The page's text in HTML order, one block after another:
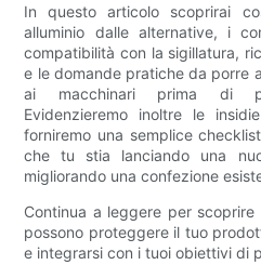
In questo articolo scoprirai
alluminio dalle alternative, i
compatibilità con la sigillatura,
e le domande pratiche da porre
ai macchinari prima di
Evidenzieremo inoltre le
forniremo una semplice
che tu stia lanciando una
migliorando una confezione
Continua a leggere per
possono proteggere il tuo
e integrarsi con i tuoi obiettivi di